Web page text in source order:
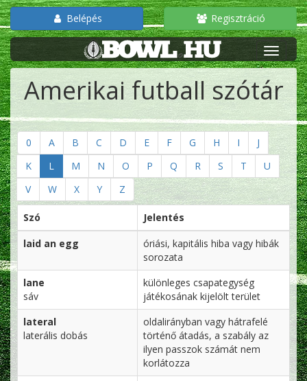
Belépés Regisztráció
Amerikai futball szótár
0 A B C D E F G H I
J
K
L M N O P Q R S T
U
V
W X Y Z
Szó
Jelentés
laid an egg
óriási, kapitális hiba vagy hibák
sorozata
lane
sáv
különleges csapategység
játékosának kijelölt terület
lateral
laterális dobás
oldalirányban vagy hátrafelé
történő átadás, a szabály az
ilyen passzok számát nem
korlátozza